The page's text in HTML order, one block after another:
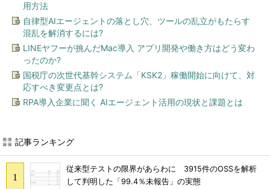
用方法
自律型AIエージェントの落とし穴、ツールの乱立がもたらす
混乱を解消するには?
LINEヤフーが挑んだMac導入 アプリ開発や働き方はどう変わ
ったのか?
国税庁の次世代基幹システム「KSK2」稼働開始に向けて、対
応すべき変更点とは?
RPA導入企業に聞く AIエージェント活用の現状と課題とは
記事ランキング
従来型テストの限界があらわに 3915件のOSSを解析
して判明した「99.4％未報告」の実態